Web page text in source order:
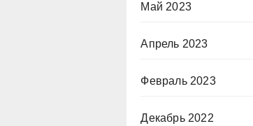
Май 2023
Апрель 2023
Февраль 2023
Декабрь 2022